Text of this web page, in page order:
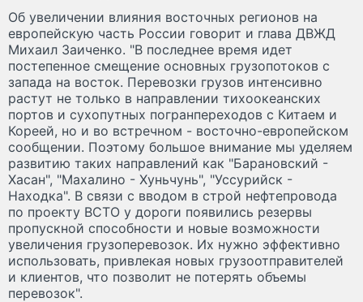
Об увеличении влияния восточных регионов на
европейскую часть России говорит и глава ДВЖД
Михаил Заиченко. "В последнее время идет
постепенное смещение основных грузопотоков с
запада на восток. Перевозки грузов интенсивно
растут не только в направлении тихоокеанских
портов и сухопутных погранпереходов с Китаем и
Кореей, но и во встречном - восточно-европейском
сообщении. Поэтому большое внимание мы уделяем
развитию таких направлений как "Барановский -
Хасан", "Махалино - Хуньчунь", "Уссурийск -
Находка". В связи с вводом в строй нефтепровода
по проекту ВСТО у дороги появились резервы
пропускной способности и новые возможности
увеличения грузоперевозок. Их нужно эффективно
использовать, привлекая новых грузоотправителей
и клиентов, что позволит не потерять объемы
перевозок".